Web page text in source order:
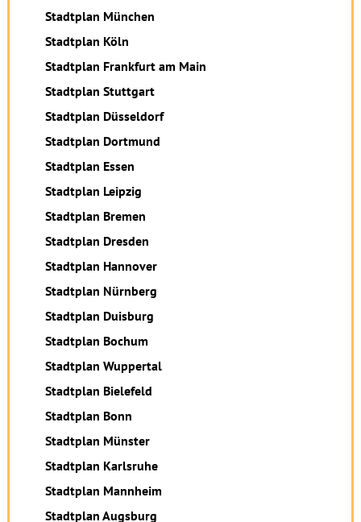
Stadtplan München
Stadtplan Köln
Stadtplan Frankfurt am Main
Stadtplan Stuttgart
Stadtplan Düsseldorf
Stadtplan Dortmund
Stadtplan Essen
Stadtplan Leipzig
Stadtplan Bremen
Stadtplan Dresden
Stadtplan Hannover
Stadtplan Nürnberg
Stadtplan Duisburg
Stadtplan Bochum
Stadtplan Wuppertal
Stadtplan Bielefeld
Stadtplan Bonn
Stadtplan Münster
Stadtplan Karlsruhe
Stadtplan Mannheim
Stadtplan Augsburg